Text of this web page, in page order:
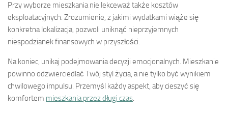
Przy wyborze mieszkania nie lekceważ także kosztów
eksploatacyjnych. Zrozumienie, z jakimi wydatkami wiąże się
konkretna lokalizacja, pozwoli uniknąć nieprzyjemnych
niespodzianek finansowych w przyszłości.
Na koniec, unikaj podejmowania decyzji emocjonalnych. Mieszkanie
powinno odzwierciedlać Twój styl życia, a nie tylko być wynikiem
chwilowego impulsu. Przemyśl każdy aspekt, aby cieszyć się
komfortem mieszkania przez długi czas.